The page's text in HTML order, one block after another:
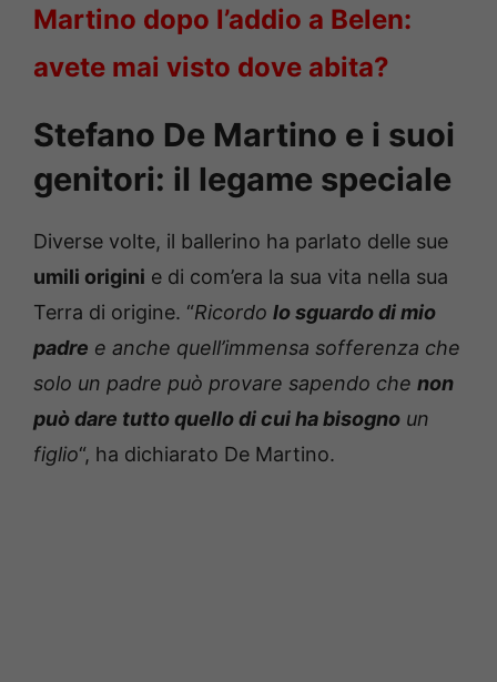
Martino dopo l’addio a Belen:
avete mai visto dove abita?
Stefano De Martino e i suoi
genitori: il legame speciale
Diverse volte, il ballerino ha parlato delle sue
umili origini e di com’era la sua vita nella sua
Terra di origine. “Ricordo lo sguardo di mio
padre e anche quell’immensa sofferenza che
solo un padre può provare sapendo che non
può dare tutto quello di cui ha bisogno un
figlio“, ha dichiarato De Martino.